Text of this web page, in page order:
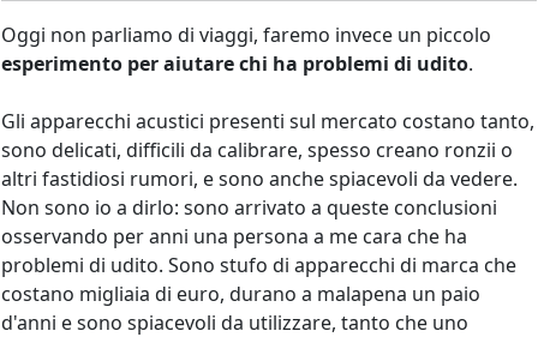
Oggi non parliamo di viaggi, faremo invece un piccolo
esperimento per aiutare chi ha problemi di udito.
Gli apparecchi acustici presenti sul mercato costano tanto,
sono delicati, difficili da calibrare, spesso creano ronzii o
altri fastidiosi rumori, e sono anche spiacevoli da vedere.
Non sono io a dirlo: sono arrivato a queste conclusioni
osservando per anni una persona a me cara che ha
problemi di udito. Sono stufo di apparecchi di marca che
costano migliaia di euro, durano a malapena un paio
d'anni e sono spiacevoli da utilizzare, tanto che uno